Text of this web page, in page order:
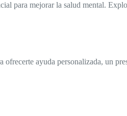
para mejorar la salud mental.
ayuda personalizada, un